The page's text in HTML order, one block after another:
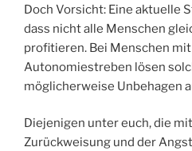
Doch Vorsicht: Eine aktuelle
dass nicht alle Menschen
profitieren. Bei Menschen
Autonomiestreben lösen
möglicherweise Unbehagen
Diejenigen unter euch, die
Zurückweisung und der